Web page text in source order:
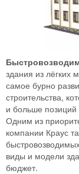
здания из лёгких
самое бурно
строительства,
и больше позиций
Одним из
компании Краус
виды и модели
бюджет.